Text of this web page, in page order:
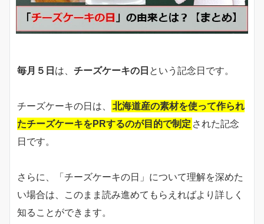
毎月５日 は、 チーズケーキの日 という記念日です。
チーズケーキの日は、
北海道産の素材を使って作られ
たチーズケーキをPRするのが目的で制定 された記念
日です。
さらに、「チーズケーキの日」について理解を深めた
い場合は、このまま読み進めてもらえればより詳しく
知ることができます。